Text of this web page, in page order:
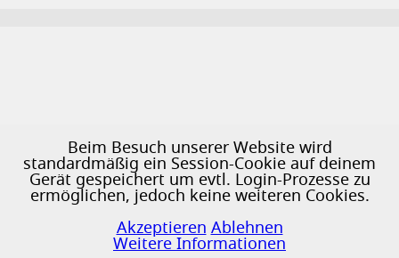
Beim Besuch unserer Website wird
standardmäßig ein Session-Cookie auf deinem
Gerät gespeichert um evtl. Login-Prozesse zu
ermöglichen, jedoch keine weiteren Cookies.
Akzeptieren Ablehnen
Weitere Informationen